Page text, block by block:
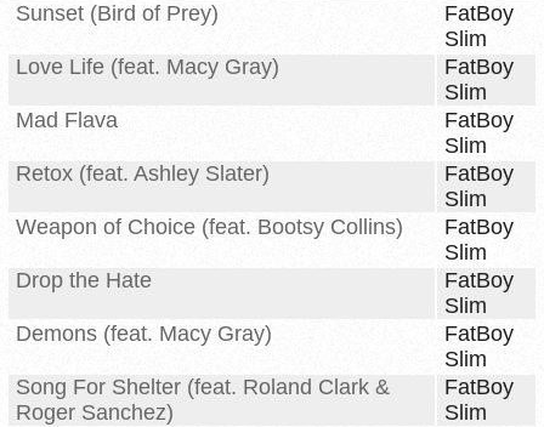
Sunset (Bird of Prey)
FatBoy
Slim
Love Life (feat. Macy Gray)
FatBoy
Slim
Mad Flava
FatBoy
Slim
Retox (feat. Ashley Slater)
FatBoy
Slim
Weapon of Choice (feat. Bootsy Collins)
FatBoy
Slim
Drop the Hate
FatBoy
Slim
Demons (feat. Macy Gray)
FatBoy
Slim
Song For Shelter (feat. Roland Clark &
Roger Sanchez)
FatBoy
Slim